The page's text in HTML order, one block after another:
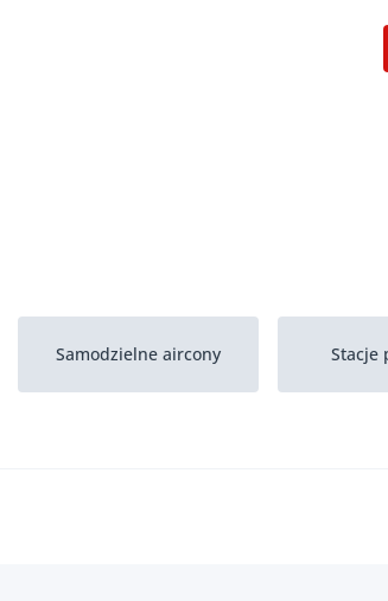
Samodzielne aircony Stacje